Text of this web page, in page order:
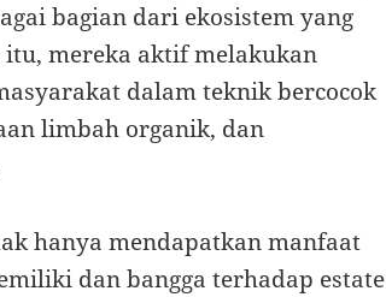
bagian dari ekosistem yang
itu, mereka aktif melakukan
dalam teknik bercocok
limbah organik, dan
hanya mendapatkan manfaat
dan bangga terhadap estate